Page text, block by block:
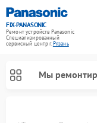
FIX-PANASONIC
Ремонт устройств Panasonic
Специализированный
cервисный центр г.Рязань
Мы